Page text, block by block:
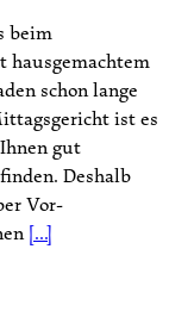
beim
schon lange
ist es
gut
Deshalb
Vor-
[...]